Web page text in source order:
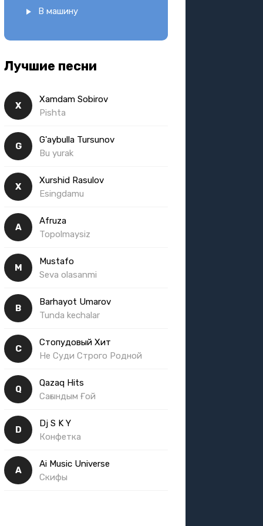
В машину
Лучшие песни
X
Xamdam Sobirov
Pishta
G
G'aybulla Tursunov
Bu yurak
X
Xurshid Rasulov
Esingdamu
A
Afruza
Topolmaysiz
M
Mustafo
Seva olasanmi
B
Barhayot Umarov
Tunda kechalar
С
Стопудовый Хит
Не Суди Строго Родной
Q
Qazaq Hits
Сағындым Ғой
D
Dj S K Y
Конфетка
A
Ai Music Universe
Скифы